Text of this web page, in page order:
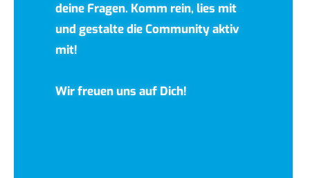
deine Fragen. Komm rein, lies mit
und gestalte die Community aktiv
mit!
Wir freuen uns auf Dich!